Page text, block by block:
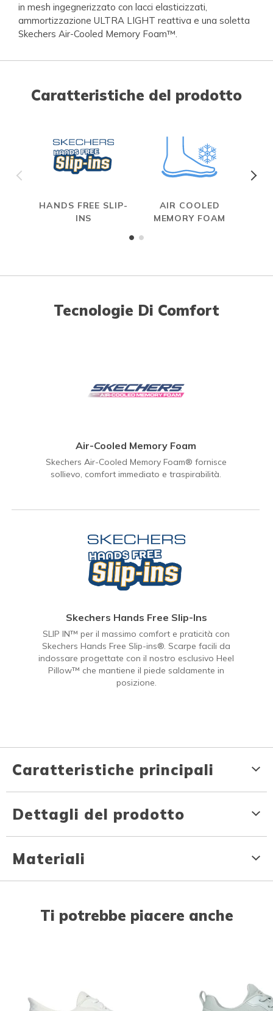
in mesh ingegnerizzato con lacci elasticizzati,
ammortizzazione ULTRA LIGHT reattiva e una soletta
Skechers Air-Cooled Memory Foam™.
Caratteristiche del prodotto
HANDS FREE SLIP-
INS
AIR COOLED
MEMORY FOAM
Tecnologie Di Comfort
Air-Cooled Memory Foam
Skechers Air-Cooled Memory Foam® fornisce
sollievo, comfort immediato e traspirabilità.
Skechers Hands Free Slip-Ins
SLIP IN™ per il massimo comfort e praticità con
Skechers Hands Free Slip-ins®. Scarpe facili da
indossare progettate con il nostro esclusivo Heel
Pillow™ che mantiene il piede saldamente in
posizione.
Caratteristiche principali
Dettagli del prodotto
Materiali
Ti potrebbe piacere anche